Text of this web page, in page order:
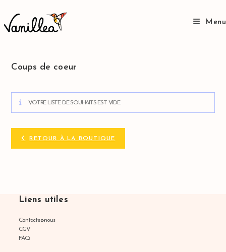
content
Menu
Coups de coeur
VOTRE LISTE DE SOUHAITS EST VIDE.
RETOUR À LA BOUTIQUE
Liens utiles
Contactez-nous
CGV
FAQ